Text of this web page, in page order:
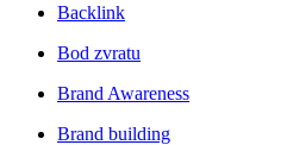
Backlink
Bod zvratu
Brand Awareness
Brand building